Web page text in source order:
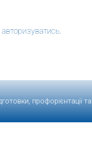
авторизуватись.